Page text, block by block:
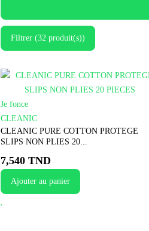
Filtrer (32 produit(s))
Je fonce
CLEANIC
CLEANIC PURE COTTON PROTEGE
SLIPS NON PLIES 20...
7,540 TND
Ajouter au panier